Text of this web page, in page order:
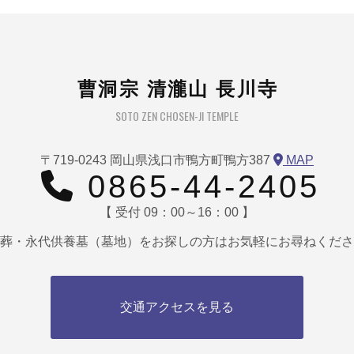
曹洞宗 清瀧山 長川寺
SOTO ZEN CHOSEN-JI TEMPLE
〒719-0243 岡山県浅口市鴨方町鴨方387 MAP
0865-44-2405
【 受付 09：00～16：00 】
・永代供養墓（墓地）をお探しの方はお気軽にお尋ねくだ
交通アクセスを見る